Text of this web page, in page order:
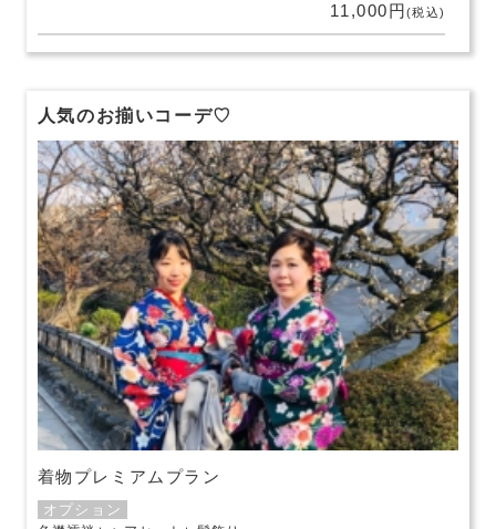
11,000円(税込)
人気のお揃いコーデ♡
着物プレミアムプラン
オプション